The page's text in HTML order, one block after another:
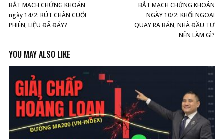
BẮT MẠCH CHỨNG KHOÁN
ngày 14/2: RÚT CHÂN CUỐI
PHIÊN, LIỆU ĐÃ ĐÁY?
BẮT MẠCH CHỨNG KHOÁN
NGÀY 10/2: KHỐI NGOẠI
QUAY RA BÁN, NHÀ ĐẦU TƯ
NÊN LÀM GÌ?
YOU MAY ALSO LIKE